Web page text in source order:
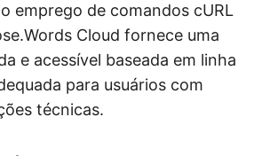
emprego de comandos cURL
Cloud fornece uma
e acessível baseada em linha
para usuários com
técnicas.